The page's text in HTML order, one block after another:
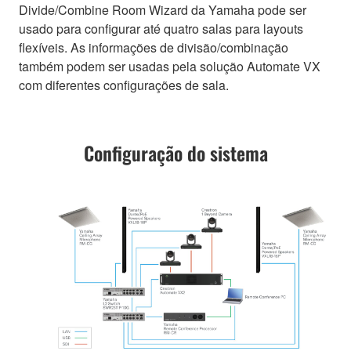
Divide/Combine Room Wizard da Yamaha pode ser
usado para configurar até quatro salas para layouts
flexíveis. As informações de divisão/combinação
também podem ser usadas pela solução Automate VX
com diferentes configurações de sala.
Configuração do sistema